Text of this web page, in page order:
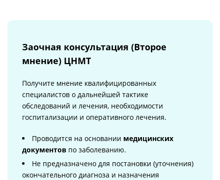
Заочная консультация (Второе
мнение) ЦНМТ
Получите мнение квалифицированных
специалистов о дальнейшей тактике
обследований и лечения, необходимости
госпитализации и оперативного лечения.
Проводится на основании медицинских
документов по заболеванию.
Не предназначено для постановки (уточнения)
окончательного диагноза и назначения